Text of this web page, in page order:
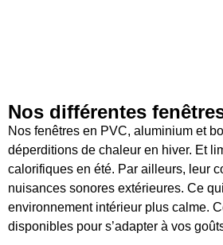
Nos différentes
Nos fenêtres en PVC, aluminium et
déperditions de chaleur en hiver. Et
calorifiques en été. Par ailleurs, leur
nuisances sonores extérieures. Ce
environnement intérieur plus calme.
disponibles pour s’adapter à vos